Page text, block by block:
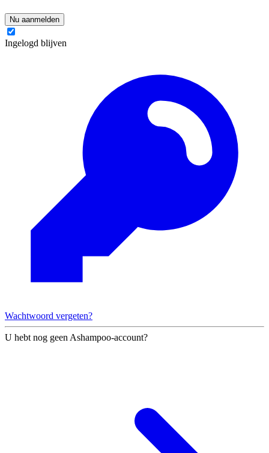
Nu aanmelden
Ingelogd blijven
Wachtwoord vergeten?
U hebt nog geen Ashampoo-account?